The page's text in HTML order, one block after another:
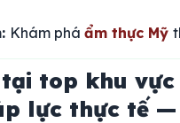
Khám phá ẩm thực Mỹ
tại top khu
lực thực tế